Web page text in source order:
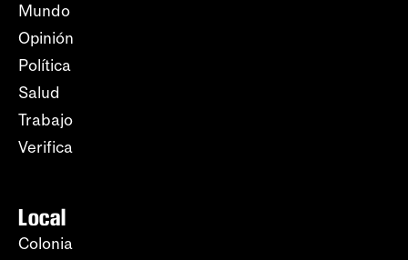
Mundo
Opinión
Política
Salud
Trabajo
Verifica
Local
Colonia